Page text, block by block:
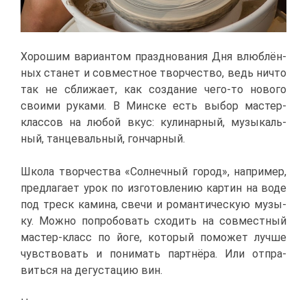
Хо­ро­шим ва­ри­ан­том празд­но­ва­ния Дня влюб­лён­
ных ста­нет и сов­мест­ное твор­че­ство, ведь ни­что
так не сбли­жа­ет, как со­зда­ние че­го-то но­во­го
сво­и­ми ру­ка­ми. В Мин­ске есть вы­бор ма­стер-
клас­сов на лю­бой вкус: ку­ли­нар­ный, му­зы­каль­
ный, тан­це­валь­ный, гон­чар­ный.
Шко­ла твор­че­ства «Сол­неч­ный го­род», на­при­мер,
пред­ла­га­ет урок по из­го­тов­ле­нию кар­тин на во­де
под треск ка­ми­на, све­чи и ро­ман­ти­че­скую му­зы­
ку. Мож­но по­про­бо­вать схо­дить на сов­мест­ный
ма­стер-класс по йо­ге, ко­то­рый по­мо­жет луч­ше
чув­ство­вать и по­ни­мать парт­нё­ра. Или от­пра­
вить­ся на де­гу­ста­цию вин.